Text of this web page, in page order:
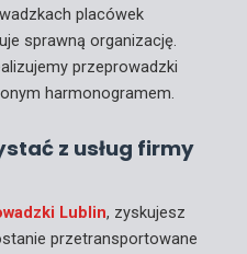
placówek
sprawną organizację.
przeprowadzki
harmonogramem.
z usług firmy
Lublin, zyskujesz
przetransportowane